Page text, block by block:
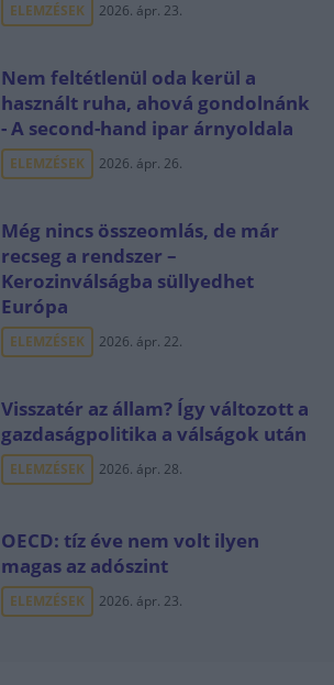
ELEMZÉSEK 2026. ápr. 23.
Nem feltétlenül oda kerül a
használt ruha, ahová gondolnánk
- A second-hand ipar árnyoldala
ELEMZÉSEK 2026. ápr. 26.
Még nincs összeomlás, de már
recseg a rendszer –
Kerozinválságba süllyedhet
Európa
ELEMZÉSEK 2026. ápr. 22.
Visszatér az állam? Így változott a
gazdaságpolitika a válságok után
ELEMZÉSEK 2026. ápr. 28.
OECD: tíz éve nem volt ilyen
magas az adószint
ELEMZÉSEK 2026. ápr. 23.